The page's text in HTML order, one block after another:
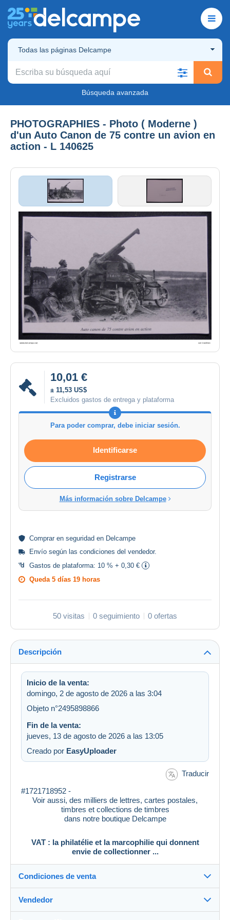
Todas las páginas Delcampe
Búsqueda avanzada
PHOTOGRAPHIES - Photo ( Moderne )
d'un Auto Canon de 75 contre un avion en
action - L 140625
10,01 €
± 11,53 US$
Excluidos gastos de entrega y plataforma
Para poder comprar, debe iniciar sesión.
Identificarse
Registrarse
Más información sobre Delcampe
Comprar en seguridad en Delcampe
Envío según las condiciones del vendedor.
Gastos de plataforma: 10 % + 0,30 €
Queda 5 días 19 horas
50 visitas 0 seguimiento 0 ofertas
Descripción
Inicio de la venta:
domingo, 2 de agosto de 2026 a las 3:04
Objeto n°2495898866
Fin de la venta:
jueves, 13 de agosto de 2026 a las 13:05
Creado por EasyUploader
Traducir
#1721718952 -
Voir aussi, des milliers de lettres, cartes postales,
timbres et collections de timbres
dans notre boutique Delcampe
VAT : la philatélie et la marcophilie qui donnent
envie de collectionner ...
Condiciones de venta
Destino:
Vendedor